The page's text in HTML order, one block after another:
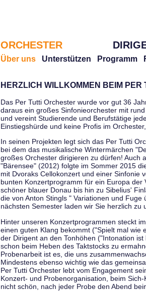
ORCHESTER
Über uns Unterstützen Programm
HERZLICH WILLKOMMEN BEIM PER
Das Per Tutti Orchester wurde vor gut 36
daraus ein großes Sinfonieorchester mit
und vereint Studierende und Berufstätige
Einstiegshürde und keine Profis im
In seinen Projekten legt sich das Per Tutti
bei dem das musikalische Wintermärchen
großes Orchester dirigieren zu dürfen! Auch
"Bärensee" (2012) folgte im Sommer 2015
mit Dvoraks Cellokonzert und einer Sinfonie
bunten Konzertprogramm für ein Europa
schöner blauer Donau bis hin zu Sibelius'
die von Anton Stingls " Variationen und
nächsten Semester laden wir Sie herzlich zu
Hinter unseren Konzertprogrammen steckt
einen guten Klang bekommt ("Spielt mal wie
der Dirigent an den Tonhöhen ("Intonation
schon beim Heben des Taktstocks zu
Probenarbeit ist es, die uns
Mindestens ebenso wichtig wie das
Per Tutti Orchester lebt vom Engagement
Konzert- und Probenorganisation, beim
nicht schön, nach jeder Probe den Abend